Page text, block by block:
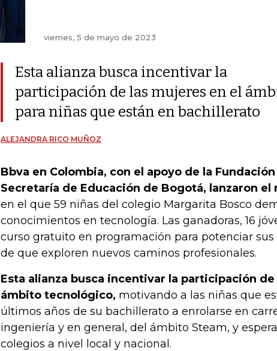
viernes, 5 de mayo de 2023
Esta alianza busca incentivar la
participación de las mujeres en el
para niñas que están en bachillerato
ALEJANDRA RICO MUÑOZ
Bbva en Colombia, con el apoyo de la
Secretaría de Educación de Bogotá, lanzaron el
en el que 59 niñas del colegio Margarita Bosco
conocimientos en tecnología. Las ganadoras, 16
curso gratuito en programación para potenciar
de que exploren nuevos caminos profesionales.
Esta alianza busca incentivar la participación de
ámbito tecnológico, motivando a las niñas que
últimos años de su bachillerato a enrolarse en
ingeniería y en general, del ámbito Steam, y
colegios a nivel local y nacional.